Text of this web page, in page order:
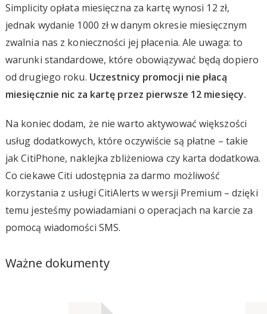
Simplicity opłata miesięczna za kartę wynosi 12 zł,
jednak wydanie 1000 zł w danym okresie miesięcznym
zwalnia nas z konieczności jej płacenia. Ale uwaga: to
warunki standardowe, które obowiązywać będą dopiero
od drugiego roku. Uczestnicy promocji nie płacą
miesięcznie nic za kartę przez pierwsze 12 miesięcy.
Na koniec dodam, że nie warto aktywować większości
usług dodatkowych, które oczywiście są płatne – takie
jak CitiPhone, naklejka zbliżeniowa czy karta dodatkowa.
Co ciekawe Citi udostępnia za darmo możliwość
korzystania z usługi CitiAlerts w wersji Premium – dzięki
temu jesteśmy powiadamiani o operacjach na karcie za
pomocą wiadomości SMS.
Ważne dokumenty